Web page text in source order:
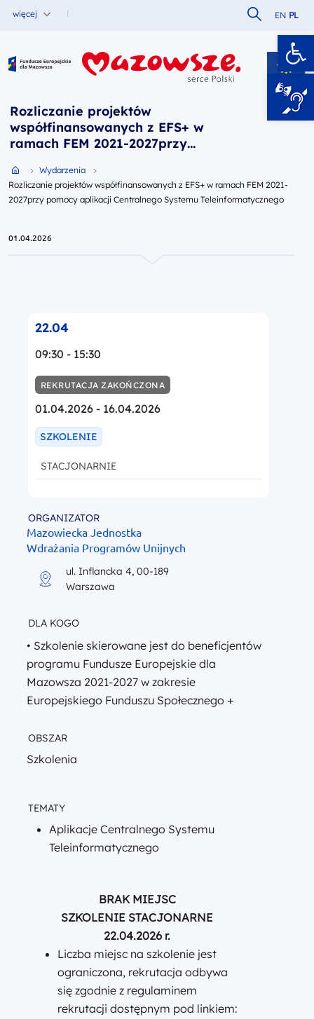
więcej Szukaj w
EN PL
Fundusze Europejskie dla Mazowsza
Rozliczanie projektów
współfinansowanych z EFS+ w
ramach FEM 2021-2027przy
Systemu Teleinformatycznego
Przejdź do strony głównej portalu
Wydarzenia
Rozliczanie projektów współfinansowanych z EFS+ w ramach FEM 2021-
2027przy pomocy aplikacji Centralnego Systemu Teleinformatycznego
01.04.2026
DLA KOGO
• Szkolenie skierowane jest do beneficjentów
programu Fundusze Europejskie dla
Mazowsza 2021-2027 w zakresie
Europejskiego Funduszu Społecznego +
OBSZAR
Szkolenia
TEMATY
Aplikacje Centralnego Systemu
Teleinformatycznego
BRAK MIEJSC
SZKOLENIE STACJONARNE
22.04.2026 r.
Liczba miejsc na szkolenie jest
ograniczona, rekrutacja odbywa
się zgodnie z regulaminem
rekrutacji dostępnym pod linkiem:
22.04
09:30 - 15:30
REKRUTACJA ZAKOŃCZONA
01.04.2026 - 16.04.2026
SZKOLENIE
STACJONARNIE
ORGANIZATOR
Mazowiecka Jednostka
Wdrażania Programów Unijnych
ul. Inflancka 4, 00-189
Warszawa